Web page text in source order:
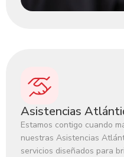
Asistencias
Estamos contigo cuando
nuestras Asistencias
servicios diseñados para